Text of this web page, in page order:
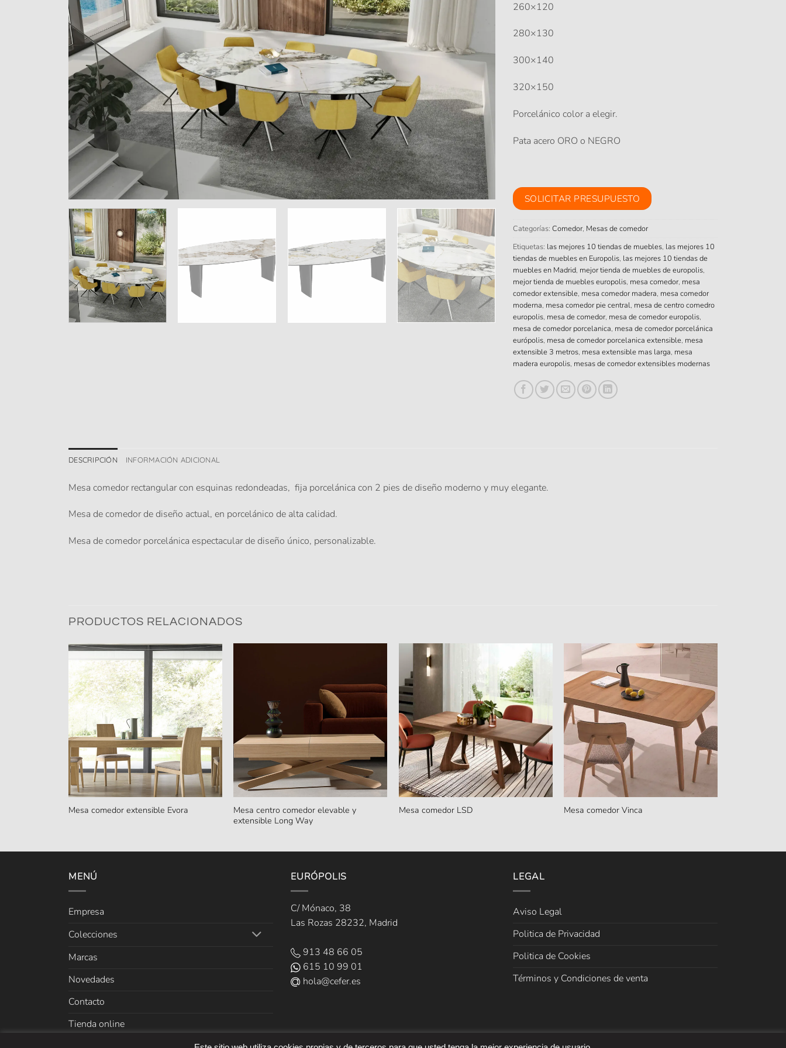
260×120
280×130
300×140
320×150
Porcelánico color a elegir.
Pata acero ORO o NEGRO
SOLICITAR PRESUPUESTO
Categorías: Comedor, Mesas de comedor
Etiquetas: las mejores 10 tiendas de muebles, las mejores 10
tiendas de muebles en Europolis, las mejores 10 tiendas de
muebles en Madrid, mejor tienda de muebles de europolis,
mejor tienda de muebles europolis, mesa comedor, mesa
comedor extensible, mesa comedor madera, mesa comedor
moderna, mesa comedor pie central, mesa de centro comedro
europolis, mesa de comedor, mesa de comedor europolis,
mesa de comedor porcelanica, mesa de comedor porcelánica
európolis, mesa de comedor porcelanica extensible, mesa
extensible 3 metros, mesa extensible mas larga, mesa
madera europolis, mesas de comedor extensibles modernas
DESCRIPCIÓN INFORMACIÓN ADICIONAL
Mesa comedor rectangular con esquinas redondeadas, fija porcelánica con 2 pies de diseño moderno y muy elegante.
Mesa de comedor de diseño actual, en porcelánico de alta calidad.
Mesa de comedor porcelánica espectacular de diseño único, personalizable.
PRODUCTOS RELACIONADOS
Mesa comedor extensible Evora
Mesa centro comedor elevable y
extensible Long Way
Mesa comedor LSD Mesa comedor Vinca
MENÚ
Empresa
Colecciones
Marcas
Novedades
Contacto
Tienda online
EURÓPOLIS
C/ Mónaco, 38
Las Rozas 28232, Madrid
913 48 66 05
615 10 99 01
hola@cefer.es
LEGAL
Aviso Legal
Politica de Privacidad
Politica de Cookies
Términos y Condiciones de venta